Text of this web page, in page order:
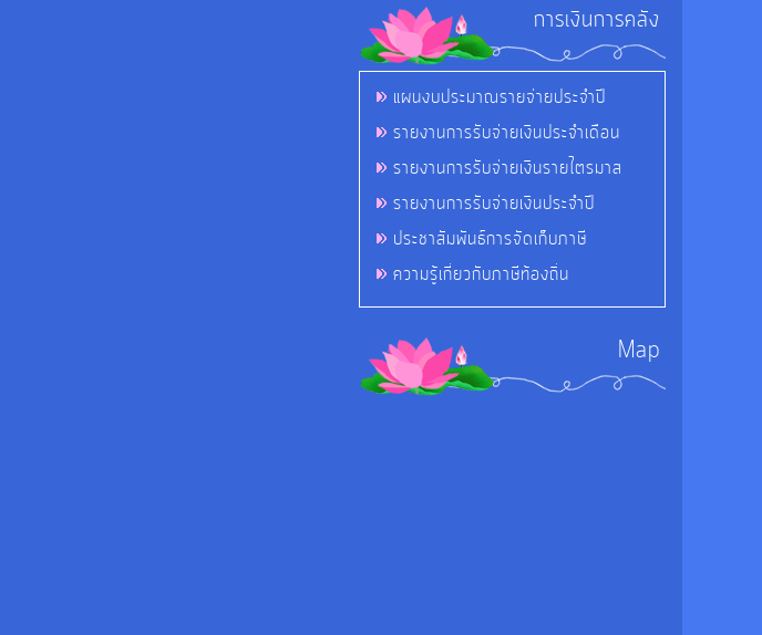
การเงินการคลัง
แผนงบประมาณรายจ่ายประจำปี
รายงานการรับจ่ายเงินประจำเดือน
รายงานการรับจ่ายเงินรายไตรมาส
รายงานการรับจ่ายเงินประจำปี
ประชาสัมพันธ์การจัดเก็บภาษี
ความรู้เกี่ยวกับภาษีท้องถิ่น
Map